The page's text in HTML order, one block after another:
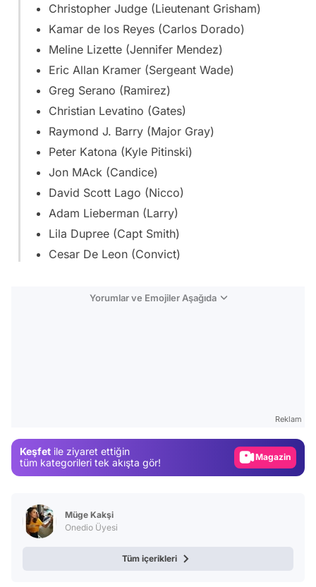
Christopher Judge (Lieutenant Grisham)
Kamar de los Reyes (Carlos Dorado)
Meline Lizette (Jennifer Mendez)
Eric Allan Kramer (Sergeant Wade)
Greg Serano (Ramirez)
Christian Levatino (Gates)
Raymond J. Barry (Major Gray)
Peter Katona (Kyle Pitinski)
Jon MAck (Candice)
David Scott Lago (Nicco)
Adam Lieberman (Larry)
Lila Dupree (Capt Smith)
Cesar De Leon (Convict)
Yorumlar ve Emojiler Aşağıda
Reklam
Keşfet ile ziyaret ettiğin
tüm kategorileri tek akışta gör!
Magazin
Müge Kakşi
Onedio Üyesi
Tüm içerikleri